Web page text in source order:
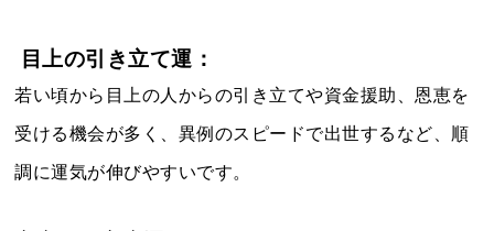
目上の引き立て運：
若い頃から目上の人からの引き立てや資金援助、恩恵を
受ける機会が多く、異例のスピードで出世するなど、順
調に運気が伸びやすいです。